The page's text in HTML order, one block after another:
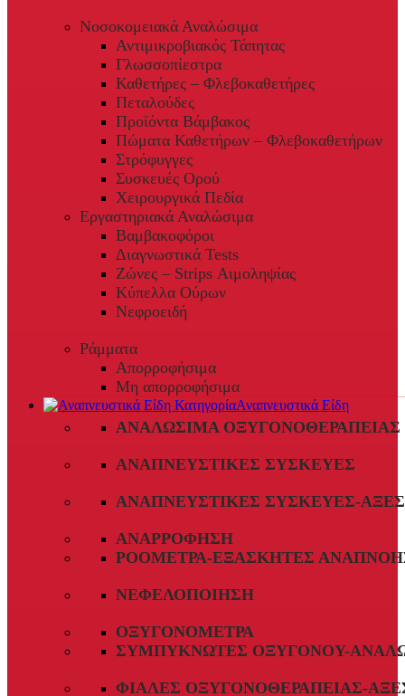
Νοσοκομειακά Αναλώσιμα
Αντιμικροβιακός Τάπητας
Γλωσσοπίεστρα
Καθετήρες – Φλεβοκαθετήρες
Πεταλούδες
Προϊόντα Βάμβακος
Πώματα Καθετήρων – Φλεβοκαθετήρων
Στρόφυγγες
Συσκευές Ορού
Χειρουργικά Πεδία
Εργαστηριακά Αναλώσιμα
Βαμβακοφόροι
Διαγνωστικά Tests
Ζώνες – Strips Αιμοληψίας
Κύπελλα Ούρων
Νεφροειδή
Ράμματα
Απορροφήσιμα
Μη απορροφήσιμα
Αναπνευστικά Είδη
ΑΝΑΛΏΣΙΜΑ ΟΞΥΓΟΝΟΘΕΡΑΠΕΊΑΣ
ΑΝΑΠΝΕΥΣΤΙΚΈΣ ΣΥΣΚΕΥΈΣ
ΑΝΑΠΝΕΥΣΤΙΚΈΣ ΣΥΣΚΕΥΈΣ-
ΑΝΑΡΡΌΦΗΣΗ
ΡΟΌΜΕΤΡΑ-ΕΞΑΣΚΗΤΈΣ
ΝΕΦΕΛΟΠΟΊΗΣΗ
ΟΞΥΓΟΝΌΜΕΤΡΑ
ΣΥΜΠΥΚΝΩΤΈΣ ΟΞΥΓΌΝΟΥ-
ΦΙΆΛΕΣ ΟΞΥΓΟΝΟΘΕΡΑΠΕΊΑΣ-